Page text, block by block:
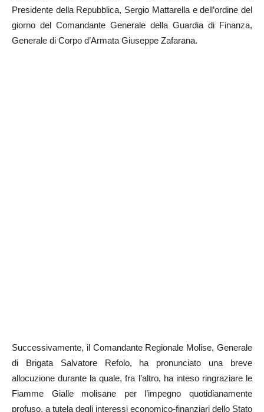
Presidente della Repubblica, Sergio Mattarella e dell’ordine del
giorno del Comandante Generale della Guardia di Finanza,
Generale di Corpo d’Armata Giuseppe Zafarana.
Successivamente, il Comandante Regionale Molise, Generale
di Brigata Salvatore Refolo, ha pronunciato una breve
allocuzione durante la quale, fra l’altro, ha inteso ringraziare le
Fiamme Gialle molisane per l’impegno quotidianamente
profuso, a tutela degli interessi economico-finanziari dello Stato